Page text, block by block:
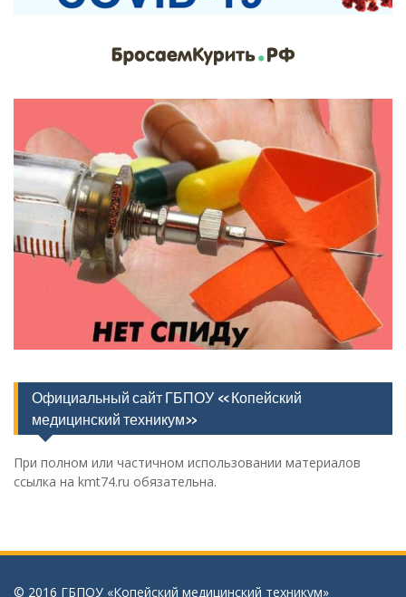
Официальный сайт ГБПОУ «Копейский
медицинский техникум»
При полном или частичном использовании материалов
ссылка на kmt74.ru обязательна.
© 2016 ГБПОУ «Копейский медицинский техникум»